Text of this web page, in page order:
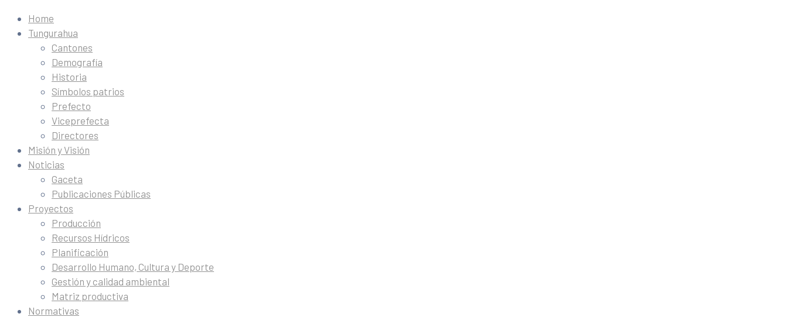
Home
Tungurahua
Cantones
Demografía
Historia
Símbolos patrios
Prefecto
Viceprefecta
Directores
Misión y Visión
Noticias
Gaceta
Publicaciones Públicas
Proyectos
Producción
Recursos Hídricos
Planificación
Desarrollo Humano, Cultura y Deporte
Gestión y calidad ambiental
Matriz productiva
Normativas